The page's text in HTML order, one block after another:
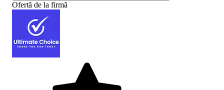
Ofertă de la firmă